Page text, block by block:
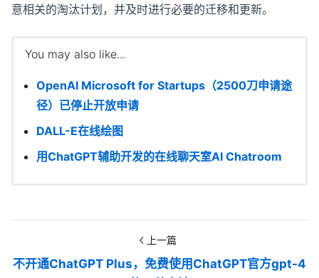
意相关的淘汰计划，并及时进行必要的迁移和更新。
You may also like...
OpenAI Microsoft for Startups（2500刀申请途
径）已停止开放申请
DALL-E在线绘图
用ChatGPT辅助开发的在线聊天室AI Chatroom
上一篇
不开通ChatGPT Plus，免费使用ChatGPT官方gpt-4